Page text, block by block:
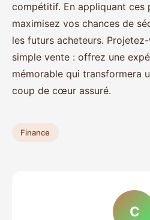
compétitif. En appliquant ces
maximisez vos chances de
les futurs acheteurs.
simple vente : offrez une
mémorable qui transformera
coup de cœur assuré.
Finance
C